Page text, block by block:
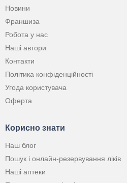
Новини
Франшиза
Робота у нас
Наші автори
Контакти
Політика конфіденційності
Угода користувача
Оферта
Корисно знати
Наш блог
Пошук і онлайн-резервування ліків
Наші аптеки